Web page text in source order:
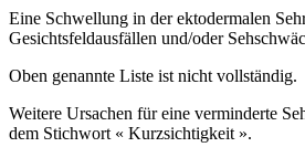
Eine Schwellung in der ektodermalen
Gesichtsfeldausfällen und/oder
Oben genannte Liste ist nicht vollständig.
Weitere Ursachen für eine verminderte
dem Stichwort « Kurzsichtigkeit ».